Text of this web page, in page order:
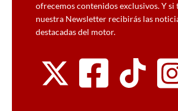
ofrecemos contenidos exclusivos. Y si
nuestra Newsletter recibirás las
destacadas del motor.